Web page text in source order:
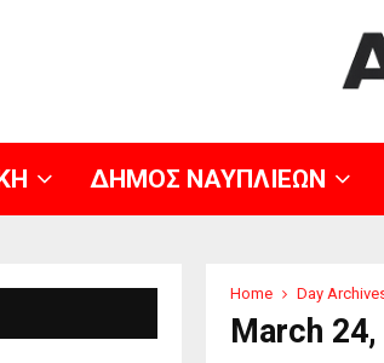
ΔΗΜΟΣ ΝΑΥΠΛΙΕΩΝ
Home Day
March